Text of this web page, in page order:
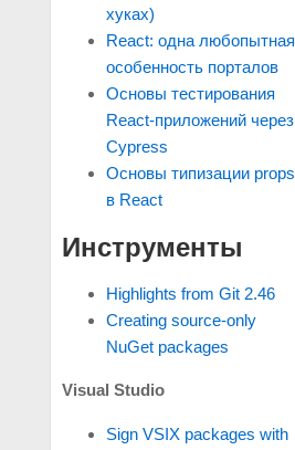
хуках)
React: одна любопытная
особенность порталов
Основы тестирования
React-приложений через
Cypress
Основы типизации props
в React
Инструменты
Highlights from Git 2.46
Creating source-only
NuGet packages
Visual Studio
Sign VSIX packages with